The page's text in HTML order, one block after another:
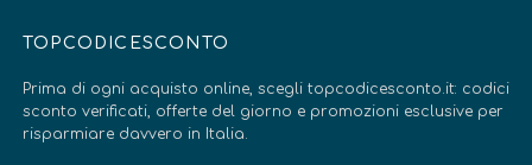
TOPCODICESCONTO
Prima di ogni acquisto online, scegli topcodicesconto.it: codici
sconto verificati, offerte del giorno e promozioni esclusive per
risparmiare davvero in Italia.